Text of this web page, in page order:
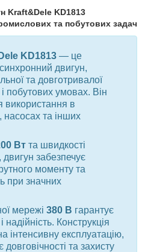
Kraft&Dele KD1813
та побутових задач
KD1813 — це
двигун,
та довготривалої
побутових умовах. Він
використання в
насосах та інших
Вт та швидкості
, двигун забезпечує
моменту та
при значних
мережі 380 В гарантує
надійність. Конструкція
інтенсивну експлуатацію,
та захисту